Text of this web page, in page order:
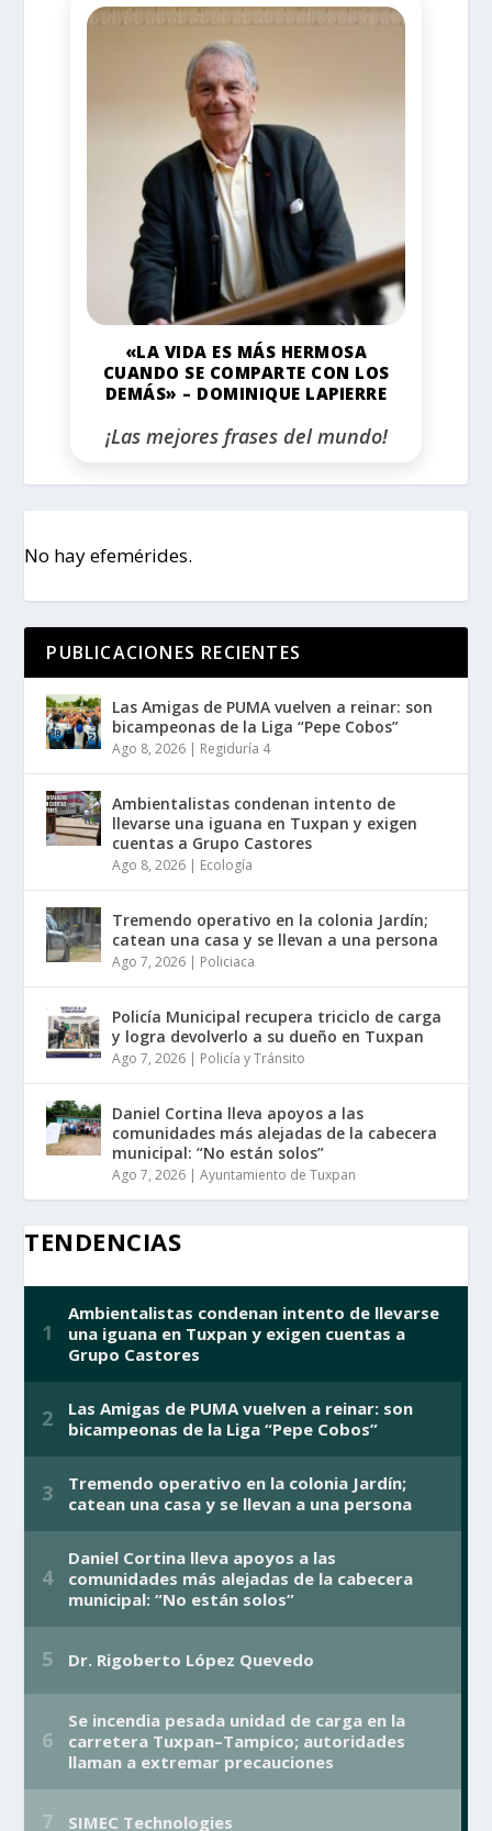
«LA VIDA ES MÁS HERMOSA
CUANDO SE COMPARTE CON LOS
DEMÁS» – DOMINIQUE LAPIERRE
¡Las mejores frases del mundo!
No hay efemérides.
PUBLICACIONES RECIENTES
Las Amigas de PUMA vuelven a reinar: son
bicampeonas de la Liga “Pepe Cobos”
Ago 8, 2026 | Regiduría 4
Ambientalistas condenan intento de
llevarse una iguana en Tuxpan y exigen
cuentas a Grupo Castores
Ago 8, 2026 | Ecología
Tremendo operativo en la colonia Jardín;
catean una casa y se llevan a una persona
Ago 7, 2026 | Policiaca
Policía Municipal recupera triciclo de carga
y logra devolverlo a su dueño en Tuxpan
Ago 7, 2026 | Policía y Tránsito
Daniel Cortina lleva apoyos a las
comunidades más alejadas de la cabecera
municipal: “No están solos”
Ago 7, 2026 |Ayuntamiento de Tuxpan
TENDENCIAS